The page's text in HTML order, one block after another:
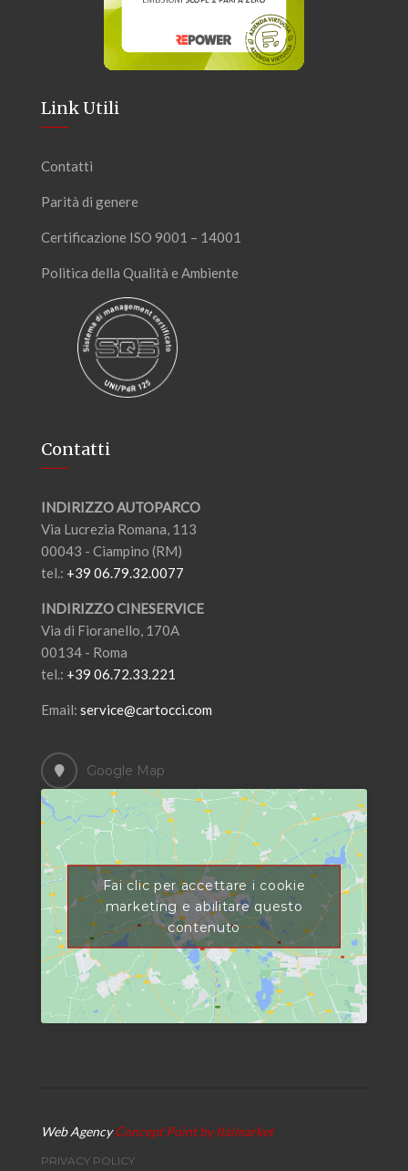
Link Utili
Contatti
Parità di genere
Certificazione ISO 9001 – 14001
Politica della Qualità e Ambiente
Contatti
INDIRIZZO AUTOPARCO
Via Lucrezia Romana, 113
00043 - Ciampino (RM)
tel.: +39 06.79.32.0077
INDIRIZZO CINESERVICE
Via di Fioranello, 170A
00134 - Roma
tel.: +39 06.72.33.221
Email: service@cartocci.com
Google Map
Fai clic per accettare i cookie
marketing e abilitare questo
contenuto
Web AgencyConcept Point by Italmarket
PRIVACY POLICY